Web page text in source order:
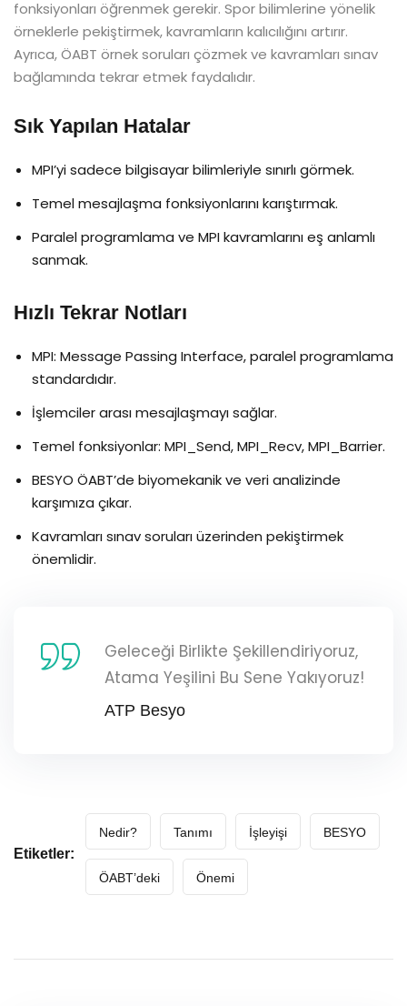
fonksiyonları öğrenmek gerekir. Spor bilimlerine yönelik
örneklerle pekiştirmek, kavramların kalıcılığını artırır.
Ayrıca, ÖABT örnek soruları çözmek ve kavramları sınav
bağlamında tekrar etmek faydalıdır.
Sık Yapılan Hatalar
MPI’yi sadece bilgisayar bilimleriyle sınırlı görmek.
Temel mesajlaşma fonksiyonlarını karıştırmak.
Paralel programlama ve MPI kavramlarını eş anlamlı
sanmak.
Hızlı Tekrar Notları
MPI: Message Passing Interface, paralel programlama
standardıdır.
İşlemciler arası mesajlaşmayı sağlar.
Temel fonksiyonlar: MPI_Send, MPI_Recv, MPI_Barrier.
BESYO ÖABT’de biyomekanik ve veri analizinde
karşımıza çıkar.
Kavramları sınav soruları üzerinden pekiştirmek
önemlidir.
Geleceği Birlikte Şekillendiriyoruz,
Atama Yeşilini Bu Sene Yakıyoruz!
ATP Besyo
Etiketler:
Nedir? Tanımı İşleyişi BESYO
ÖABT’deki Önemi